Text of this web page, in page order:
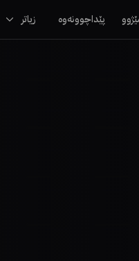
پێداچوونەوە زیاتر